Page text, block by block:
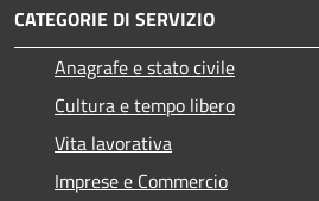
CATEGORIE DI SERVIZIO
Anagrafe e stato civile
Cultura e tempo libero
Vita lavorativa
Imprese e Commercio